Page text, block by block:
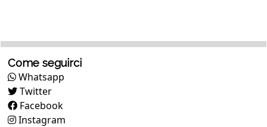
Come seguirci
Whatsapp
Twitter
Facebook
Instagram